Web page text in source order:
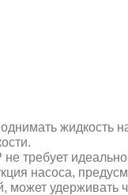
жидкость
требует
насоса,
может